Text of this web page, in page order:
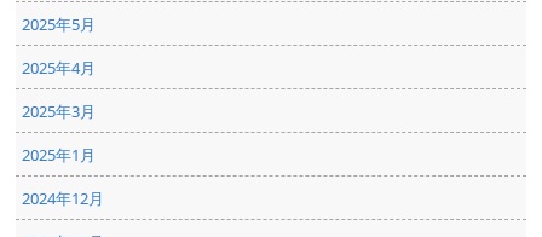
2025年5月
2025年4月
2025年3月
2025年1月
2024年12月